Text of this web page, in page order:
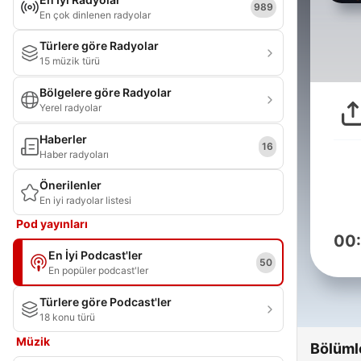
En çok dinlenen radyolar
989
Türlere göre Radyolar
15 müzik türü
Bölgelere göre Radyolar
Yerel radyolar
Haberler
Haber radyoları
16
Önerilenler
En iyi radyolar listesi
Pod yayınları
En İyi Podcast'ler
En popüler podcast'ler
50
Türlere göre Podcast'ler
18 konu türü
Müzik